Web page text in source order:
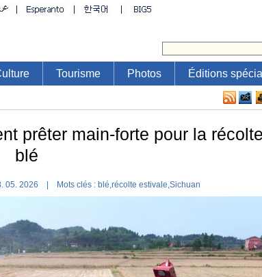
Tourisme Photos Éditions
prêter main-forte pour la
blé
05. 2026 | Mots clés : blé,récolte estivale,Sichuan